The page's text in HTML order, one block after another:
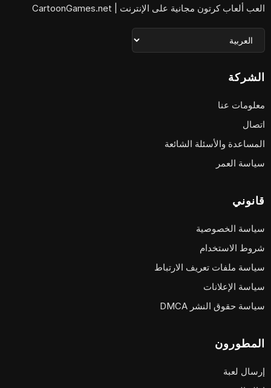
العب ألعاب كرتون مجانية على الإنترنت | CartoonGames.net
الشركة
معلومات عنا
اتصال
المساعدة والأسئلة الشائعة
سياسة العمر
قانوني
سياسة الخصوصية
شروط الاستخدام
سياسة ملفات تعريف الارتباط
سياسة الإعلانات
سياسة حقوق النشر DMCA
المطورون
إرسال لعبة